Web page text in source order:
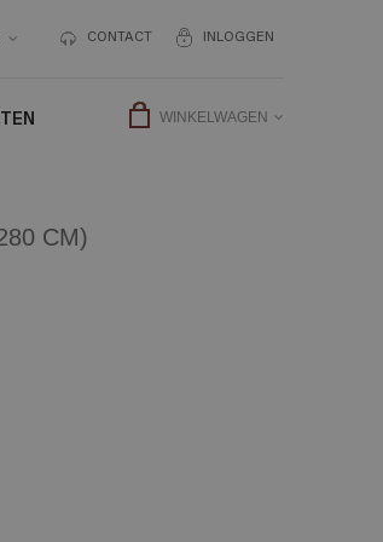
INLOGGEN
CONTACT
WINKELWAGEN
CM)